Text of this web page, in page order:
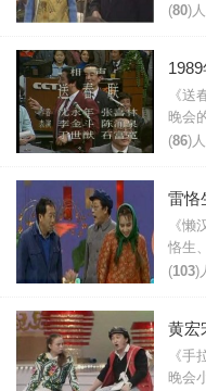
(80)
《送
晚会
(86)
《懒
恪生
(103)
《手
晚会